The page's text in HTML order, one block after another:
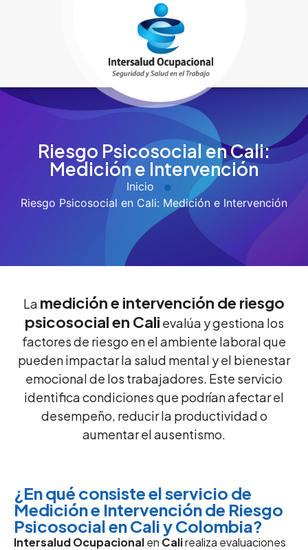
Riesgo Psicosocial en Cali:
Medición e Intervención
Inicio
Riesgo Psicosocial en Cali: Medición e Intervención
La medición e intervención de riesgo
psicosocial en Cali evalúa y gestiona los
factores de riesgo en el ambiente laboral que
pueden impactar la salud mental y el bienestar
emocional de los trabajadores. Este servicio
identifica condiciones que podrían afectar el
desempeño, reducir la productividad o
aumentar el ausentismo.
¿En qué consiste el servicio de
Medición e Intervención de Riesgo
Psicosocial en Cali y Colombia?
Intersalud Ocupacionalen Calirealiza evaluaciones